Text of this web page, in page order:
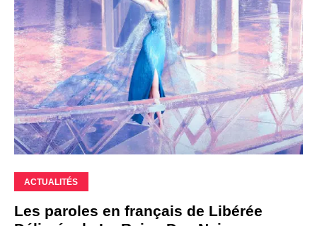
ACTUALITÉS
Les paroles en français de Libérée